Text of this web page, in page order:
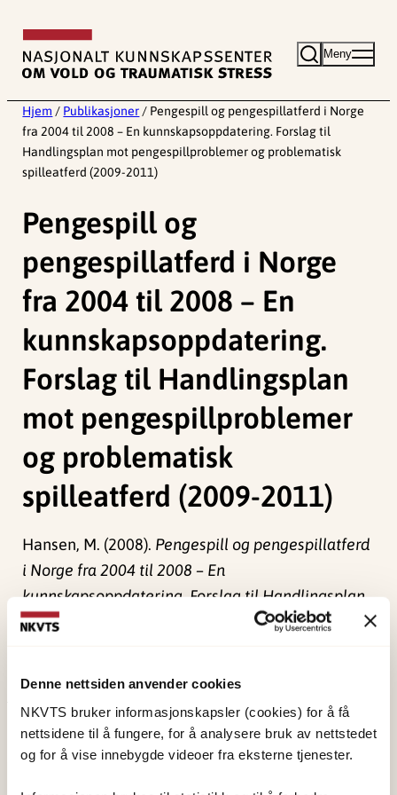
Denne nettsiden anvender cookies
NKVTS bruker informasjonskapsler (cookies) for å få
nettsidene til å fungere, for å analysere bruk av nettstedet
og for å vise innebygde videoer fra eksterne tjenester.
innhold
Meny
Hjem / Publikasjoner / Pengespill og pengespillatferd i Norge
fra 2004 til 2008 – En kunnskapsoppdatering. Forslag til
Handlingsplan mot pengespillproblemer og problematisk
spilleatferd (2009-2011)
Pengespill og
pengespillatferd i Norge
fra 2004 til 2008 – En
kunnskapsoppdatering.
Forslag til Handlingsplan
mot pengespillproblemer
og problematisk
spilleatferd (2009-2011)
Hansen, M. (2008). Pengespill og pengespillatferd
i Norge fra 2004 til 2008 – En
kunnskapsoppdatering. Forslag til Handlingsplan
mot pengespillproblemer og problematisk
Publisert: 19. mars 2026
Sist redigert:9. august 2026